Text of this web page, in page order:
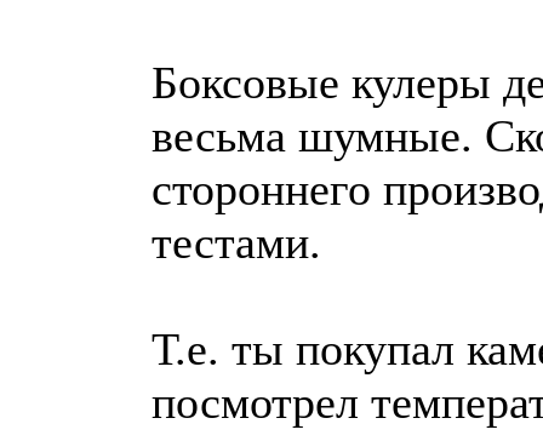
Боксовые кулеры
весьма шумные.
стороннего
тестами.
Т.е. ты покупал
посмотрел